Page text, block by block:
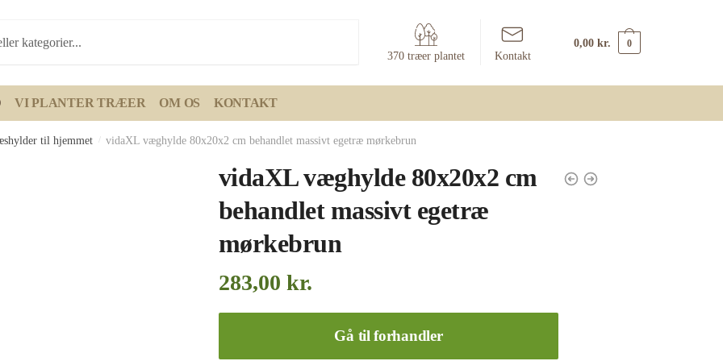
370 træer plantet Kontakt
0,00 kr. 0
VI PLANTER TRÆER OM OS KONTAKT
til hjemmet vidaXL væghylde 80x20x2 cm behandlet massivt egetræ mørkebrun
vidaXL væghylde 80x20x2 cm
behandlet massivt egetræ
mørkebrun
283,00 kr.
Gå til forhandler